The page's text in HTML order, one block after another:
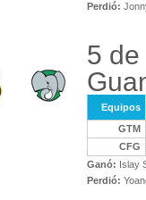
Perdió:
5
Equipos
GTM
CFG
Ganó: Islay
Perdió: